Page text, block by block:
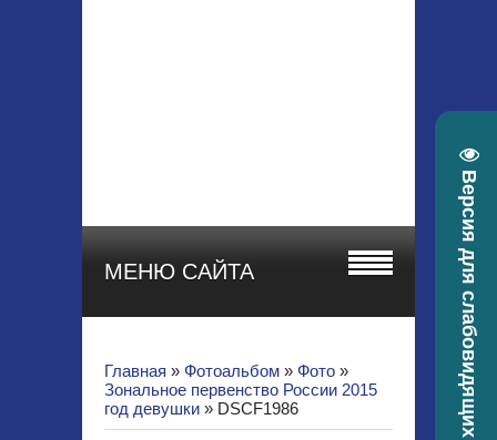
Версия для слабовидящих
МЕНЮ САЙТА
Главная » Фотоальбом » Фото »
Зональное первенство России 2015
год девушки » DSCF1986